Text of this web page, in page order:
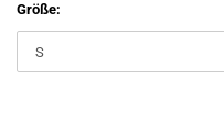
Größe: